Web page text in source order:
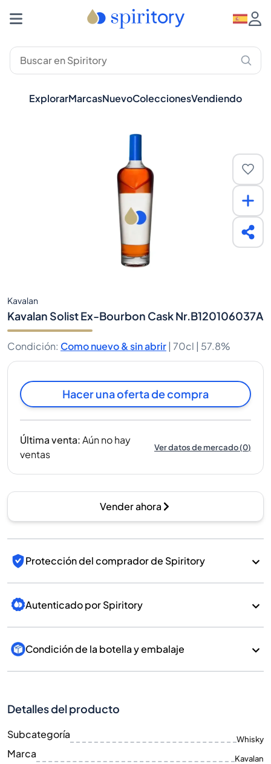
ExplorarMarcasNuevoColeccionesVendiendo
Kavalan
Kavalan Solist Ex-Bourbon Cask Nr.B120106037A
Condición: Como nuevo & sin abrir | 70cl | 57.8%
Hacer una oferta de compra
Última venta:Aún no hay
ventas
Ver datos de mercado(0)
Vender ahora
Protección del comprador de Spiritory
Autenticado por Spiritory
Condición de la botella y embalaje
Detalles del producto
Subcategoría Whisky
Marca Kavalan